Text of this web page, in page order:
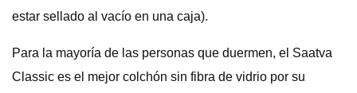
estar sellado al vacío en una caja).
Para la mayoría de las personas que duermen, el Saatva
Classic es el mejor colchón sin fibra de vidrio por su